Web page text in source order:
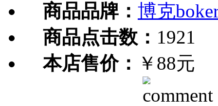
商品品牌： 博克
商品点击数： 1921
本店售价： ￥88元